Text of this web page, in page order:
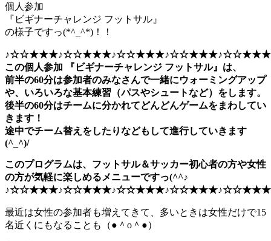
個人参加
『ビギナーチャレンジ フットサル』
の様子ですっ(*^_^*)！！
この個人参加 『ビギナーチャレンジ フットサル』は、
前半の60分は参加者のみなさんで一緒にウォーミングアップ
や、いろいろな基本練習（パスやシュートなど）をします。
後半の60分はチームに分かれてどんどんゲームをまわしてい
きます！
途中でチーム替えをしたりなどもして進行していきます
(^_^)/
このプログラムは、フットサル＆サッカー初心者の方や女性
の方が気軽に楽しめるメニューですっ(^^♪
最近は女性の参加者も増えてきて、多いときは女性だけで15
名近くにもなることも（●＾o＾●）